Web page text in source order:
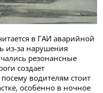
в ГАИ аварийной
из-за нарушения
резонансные
создает
водителям стоит
особенно в ночное